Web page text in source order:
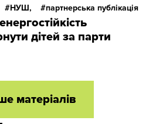
НУШ, партнерська публікація
дітей за парти
матеріалів